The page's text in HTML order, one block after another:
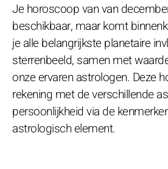
Je horoscoop van van
beschikbaar, maar komt
je alle belangrijkste planetaire
sterrenbeeld, samen met
onze ervaren astrologen. Deze
rekening met de verschillende
persoonlijkheid via de
astrologisch element.